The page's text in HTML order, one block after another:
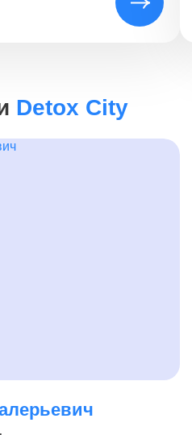
шансы на успешное и
Detox City